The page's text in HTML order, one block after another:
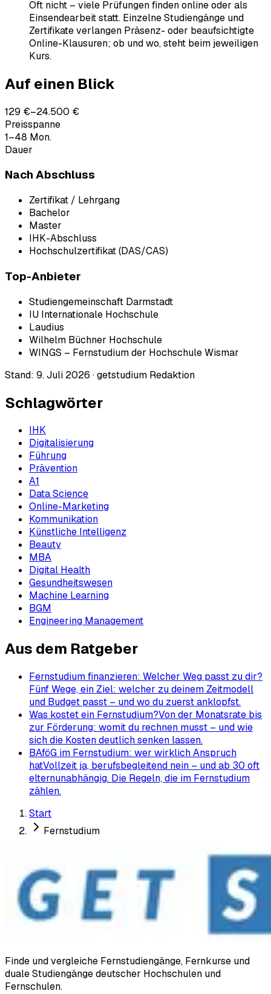
Oft nicht – viele Prüfungen finden online oder als
Einsendearbeit statt. Einzelne Studiengänge und
Zertifikate verlangen Präsenz- oder beaufsichtigte
Online-Klausuren; ob und wo, steht beim jeweiligen
Kurs.
Auf einen Blick
129 €–24.500 €
Preisspanne
1–48 Mon.
Dauer
Nach Abschluss
Zertifikat / Lehrgang
Bachelor
Master
IHK-Abschluss
Hochschulzertifikat (DAS/CAS)
Top-Anbieter
Studiengemeinschaft Darmstadt
IU Internationale Hochschule
Laudius
Wilhelm Büchner Hochschule
WINGS – Fernstudium der Hochschule Wismar
Stand: 9. Juli 2026 ·getstudium Redaktion
Schlagwörter
IHK
Digitalisierung
Führung
Prävention
A1
Data Science
Online-Marketing
Kommunikation
Künstliche Intelligenz
Beauty
MBA
Digital Health
Gesundheitswesen
Machine Learning
BGM
Engineering Management
Aus dem Ratgeber
Fernstudium finanzieren: Welcher Weg passt zu dir?
Fünf Wege, ein Ziel: welcher zu deinem Zeitmodell
und Budget passt – und wo du zuerst anklopfst.
Was kostet ein Fernstudium?Von der Monatsrate bis
zur Förderung: womit du rechnen musst – und wie
sich die Kosten deutlich senken lassen.
BAföG im Fernstudium: wer wirklich Anspruch
hatVollzeit ja, berufsbegleitend nein – und ab 30 oft
elternunabhängig. Die Regeln, die im Fernstudium
zählen.
Start
Fernstudium
Finde und vergleiche Fernstudiengänge, Fernkurse und
duale Studiengänge deutscher Hochschulen und
Fernschulen.